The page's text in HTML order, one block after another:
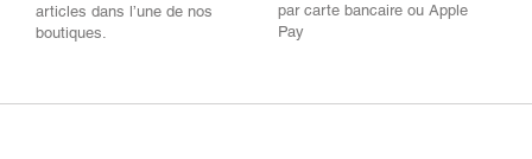
articles dans l’une de nos
boutiques.
par carte bancaire ou Apple
Pay